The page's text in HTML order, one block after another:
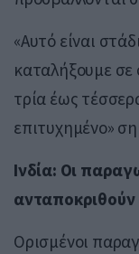
«Αυτό είναι
καταλήξουμε
τρία έως
επιτυχημένο»
Ινδία: Οι
ανταποκριθούν
Ορισμένοι